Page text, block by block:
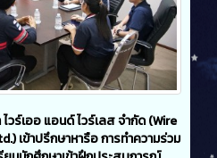
ร์เออ แอนด์ ไวร์เลส จำกัด (Wire
เข้าปรึกษาหารือ การทำความร่วม